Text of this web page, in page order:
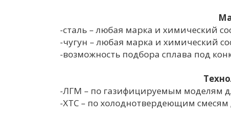
-сталь – любая марка и химический
-чугун – любая марка и химический
-возможность подбора сплава под
-ЛГМ – по газифицируемым моделям
-ХТС – по холоднотвердеющим смесям